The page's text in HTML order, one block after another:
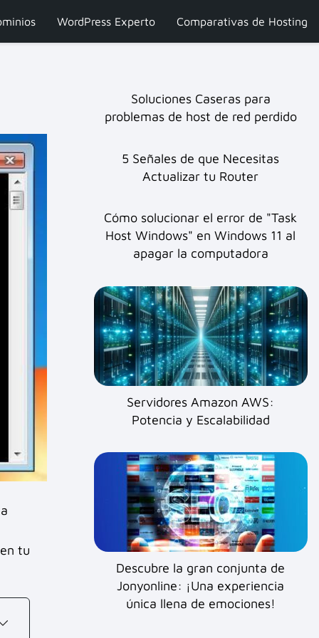
WordPress Experto Comparativas de Hosting
tu
Soluciones Caseras para
problemas de host de red perdido
5 Señales de que Necesitas
Actualizar tu Router
Cómo solucionar el error de "Task
Host Windows" en Windows 11 al
apagar la computadora
Servidores Amazon AWS:
Potencia y Escalabilidad
Descubre la gran conjunta de
Jonyonline: ¡Una experiencia
única llena de emociones!